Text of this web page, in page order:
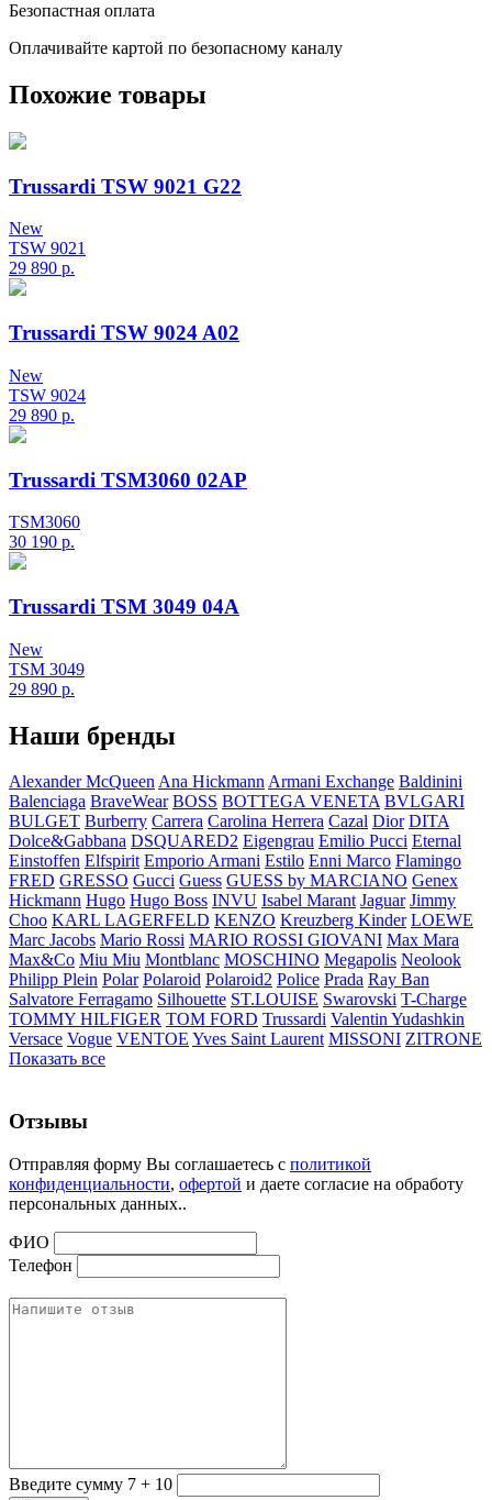
Безопастная оплата
Оплачивайте картой по безопасному каналу
Похожие товары
Trussardi TSW 9021 G22
New
TSW 9021
29 890 р.
Trussardi TSW 9024 A02
New
TSW 9024
29 890 р.
Trussardi TSM3060 02AP
TSM3060
30 190 р.
Trussardi TSM 3049 04A
New
TSM 3049
29 890 р.
Наши бренды
Alexander McQueenAna HickmannArmani Exchange Baldinini
Balenciaga BraveWear BOSS BOTTEGA VENETA BVLGARI
BULGET Burberry Carrera Carolina Herrera Cazal Dior DITA
Dolce&Gabbana DSQUARED2 Eigengrau Emilio Pucci Eternal
Einstoffen Elfspirit Emporio Armani Estilo Enni Marco Flamingo
FRED GRESSO Gucci Guess GUESS by MARCIANO Genex
Hickmann Hugo Hugo Boss INVU Isabel Marant Jaguar Jimmy
Choo KARL LAGERFELD KENZO Kreuzberg Kinder LOEWE
Marc Jacobs Mario Rossi MARIO ROSSI GIOVANI Max Mara
Max&Co Miu Miu Montblanc MOSCHINO Megapolis Neolook
Philipp Plein Polar Polaroid Polaroid2 Police Prada Ray Ban
Salvatore Ferragamo Silhouette ST.LOUISE Swarovski T-Charge
TOMMY HILFIGER TOM FORD Trussardi Valentin Yudashkin
Versace Vogue VENTOE Yves Saint Laurent MISSONI ZITRONE
Показать все
Отзывы
Отправляя форму Вы соглашаетесь с политикой
конфиденциальности, офертой и даете согласие на обработу
персональных данных..
ФИО
Телефон
Введите сумму 7 + 10